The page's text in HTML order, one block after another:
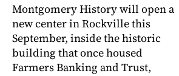
Montgomery History will open a
new center in Rockville this
September, inside the historic
building that once housed
Farmers Banking and Trust,